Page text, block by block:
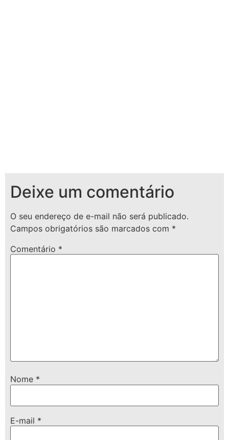
Deixe um comentário
O seu endereço de e-mail não será publicado.
Campos obrigatórios são marcados com *
Comentário *
Nome *
E-mail *